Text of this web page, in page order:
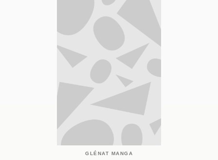
GLÉNAT MANGA